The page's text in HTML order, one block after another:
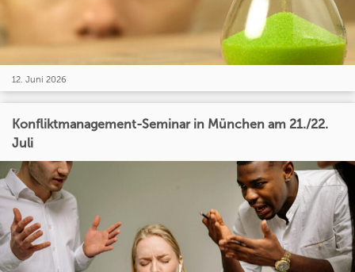
12. Juni 2026
Konfliktmanagement-Seminar in München am 21./22.
Juli